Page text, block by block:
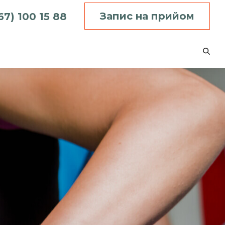
100 15 88 Запис на прийом